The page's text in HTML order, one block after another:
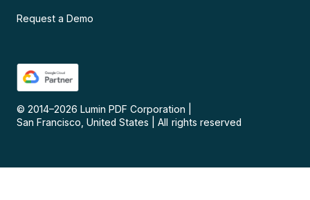
Request a Demo
© 2014–2026 Lumin PDF Corporation
San Francisco, United States
All rights reserved